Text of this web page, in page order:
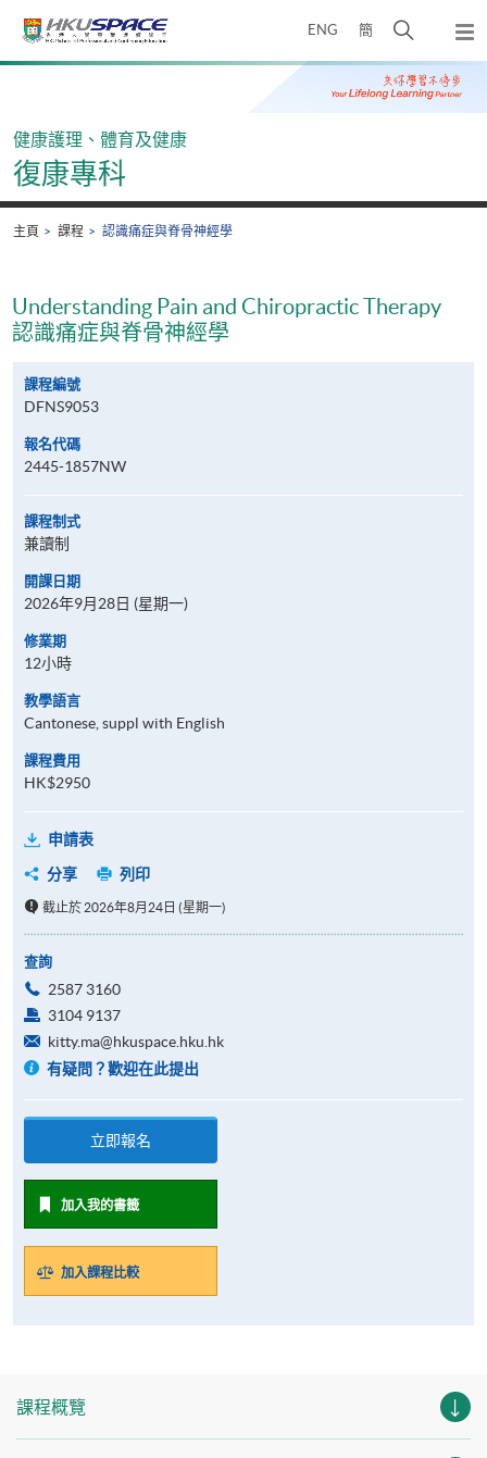
ENG 簡
開
搜
尋
彈
出
主
Main
健康護理、體育及健康
復康專科
主頁 課程 認識痛症與脊骨神經學
Understanding Pain and Chiropractic Therapy
認識痛症與脊骨神經學
課程編號
DFNS9053
報名代碼
2445-1857NW
課程制式
兼讀制
開課日期
2026年9月28日 (星期一)
修業期
12小時
教學語言
Cantonese, suppl with English
課程費用
HK$2950
申請表
分享
列印
截止於 2026年8月24日 (星期一)
查詢
2587 3160
3104 9137
kitty.ma@hkuspace.hku.hk
有疑問？歡迎在此提出
立即報名
加入我的書籤
加入課程比較
課程概覽